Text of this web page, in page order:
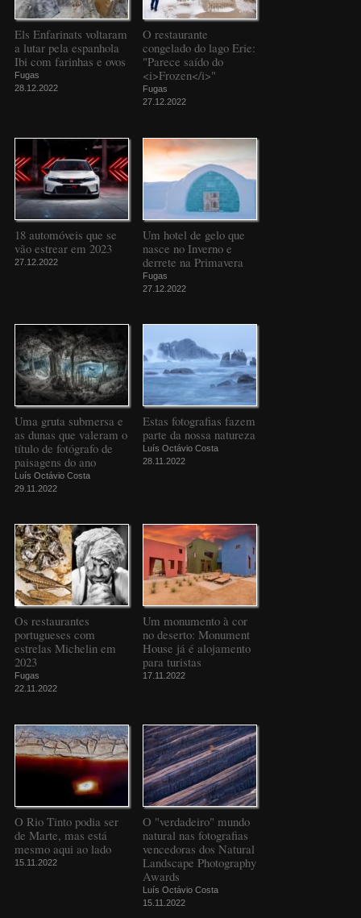
Els Enfarinats voltaram
a lutar pela espanhola
Ibi com farinhas e ovos
Fugas
28.12.2022
O restaurante
congelado do lago Erie:
"Parece saído do
<i>Frozen</i>"
Fugas
27.12.2022
18 automóveis que se
vão estrear em 2023
27.12.2022
Um hotel de gelo que
nasce no Inverno e
derrete na Primavera
Fugas
27.12.2022
Uma gruta submersa e
as dunas que valeram o
título de fotógrafo de
paisagens do ano
Luís Octávio Costa
29.11.2022
Estas fotografias fazem
parte da nossa natureza
Luís Octávio Costa
28.11.2022
Os restaurantes
portugueses com
estrelas Michelin em
2023
Fugas
22.11.2022
Um monumento à cor
no deserto: Monument
House já é alojamento
para turistas
17.11.2022
O Rio Tinto podia ser
de Marte, mas está
mesmo aqui ao lado
15.11.2022
O "verdadeiro" mundo
natural nas fotografias
vencedoras dos Natural
Landscape Photography
Awards
Luís Octávio Costa
15.11.2022